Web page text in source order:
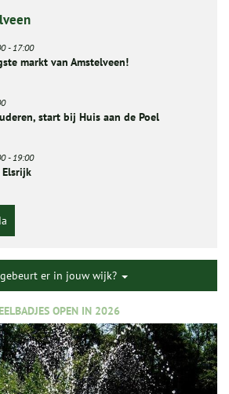
-17:00
markt van Amstelveen!
start bij Huis aan de Poel
-19:00
er in jouw wijk?
OPEN IN 2026